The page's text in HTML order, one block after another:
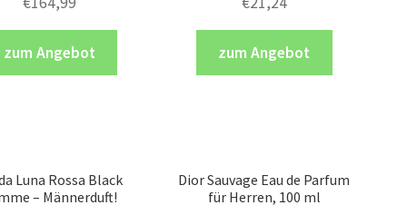
zum Angebot zum Angebot
Luna Rossa Black
– Männerduft!
Dior Sauvage Eau de Parfum
für Herren, 100 ml